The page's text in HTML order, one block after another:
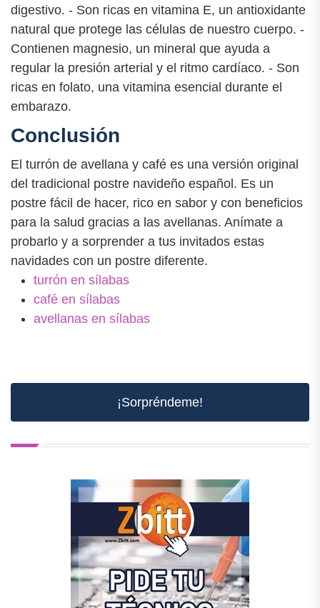
digestivo. - Son ricas en vitamina E, un antioxidante
natural que protege las células de nuestro cuerpo. -
Contienen magnesio, un mineral que ayuda a
regular la presión arterial y el ritmo cardíaco. - Son
ricas en folato, una vitamina esencial durante el
embarazo.
Conclusión
El turrón de avellana y café es una versión original
del tradicional postre navideño español. Es un
postre fácil de hacer, rico en sabor y con beneficios
para la salud gracias a las avellanas. Anímate a
probarlo y a sorprender a tus invitados estas
navidades con un postre diferente.
turrón en sílabas
café en sílabas
avellanas en sílabas
¡Sorpréndeme!